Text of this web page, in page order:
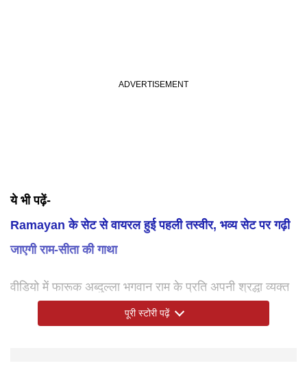
ये भी पढ़ें-
Ramayan के सेट से वायरल हुई पहली तस्वीर, भव्य सेट पर गढ़ी
जाएगी राम-सीता की गाथा
वीडियो में फारूक अब्दुल्ला भगवान राम के प्रति अपनी श्रद्धा व्यक्त
करते हुए ढूंढो मोरे राम... ढूंढो मोरे राम... भजन गा रहे हैं वहीं उनके
पूरी स्टोरी पढ़ें